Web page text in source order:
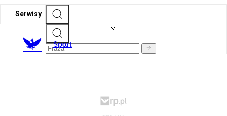
Serwisy
Sport